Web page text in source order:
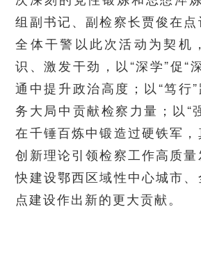
组副书记、副检察长贾俊在
全体干警以此次活动为契机
识、激发干劲，以“深学”促“
通中提升政治高度；以“笃行
务大局中贡献检察力量；以“
在千锤百炼中锻造过硬铁军
创新理论引领检察工作高质
快建设鄂西区域性中心城市
点建设作出新的更大贡献。